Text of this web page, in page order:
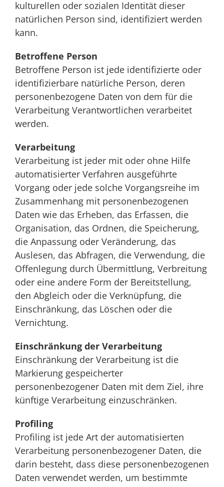
kulturellen oder sozialen Identität dieser
natürlichen Person sind, identifiziert werden
kann.
Betroffene Person
Betroffene Person ist jede identifizierte oder
identifizierbare natürliche Person, deren
personenbezogene Daten von dem für die
Verarbeitung Verantwortlichen verarbeitet
werden.
Verarbeitung
Verarbeitung ist jeder mit oder ohne Hilfe
automatisierter Verfahren ausgeführte
Vorgang oder jede solche Vorgangsreihe im
Zusammenhang mit personenbezogenen
Daten wie das Erheben, das Erfassen, die
Organisation, das Ordnen, die Speicherung,
die Anpassung oder Veränderung, das
Auslesen, das Abfragen, die Verwendung, die
Offenlegung durch Übermittlung, Verbreitung
oder eine andere Form der Bereitstellung,
den Abgleich oder die Verknüpfung, die
Einschränkung, das Löschen oder die
Vernichtung.
Einschränkung der Verarbeitung
Einschränkung der Verarbeitung ist die
Markierung gespeicherter
personenbezogener Daten mit dem Ziel, ihre
künftige Verarbeitung einzuschränken.
Profiling
Profiling ist jede Art der automatisierten
Verarbeitung personenbezogener Daten, die
darin besteht, dass diese personenbezogenen
Daten verwendet werden, um bestimmte